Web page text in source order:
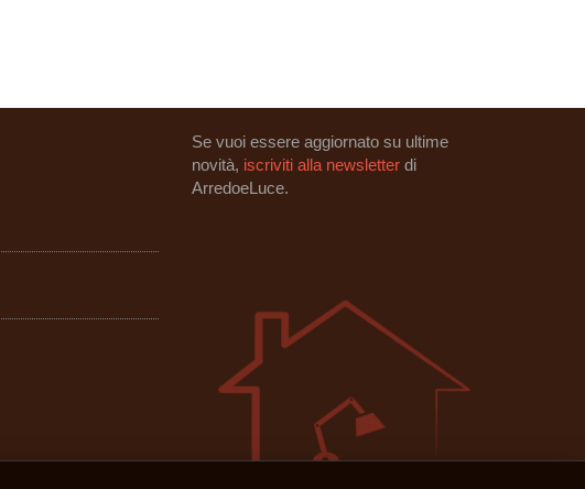
Se vuoi essere aggiornato su ultime
novità, iscriviti alla newsletter di
ArredoeLuce.